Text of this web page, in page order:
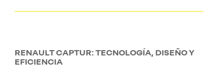
RENAULT CAPTUR: TECNOLOGÍA, DISEÑO Y
EFICIENCIA